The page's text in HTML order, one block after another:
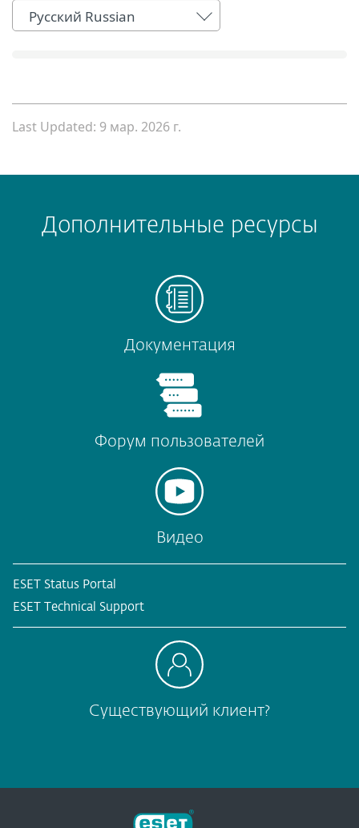
Русский Russian
Last Updated: 9 мар. 2026 г.
Дополнительные ресурсы
Документация
Форум пользователей
Видео
ESET Status Portal
ESET Technical Support
Существующий клиент?